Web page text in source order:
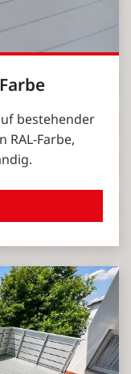
bestehender
Farbe,